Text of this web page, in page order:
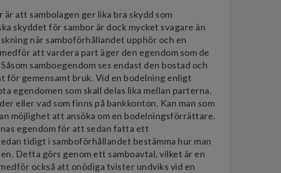
att sambolagen ger lika bra skydd som
skyddet för sambor är dock mycket svagare än
när samboförhållandet upphör och en
att vardera part äger den egendom som de
samboegendom ses endast den bostad och
för gemensamt bruk. Vid en bodelning enligt
egendomen som skall delas lika mellan parterna.
eller vad som finns på bankkonton. Kan man som
möjlighet att ansöka om en bodelningsförrättare.
egendom för att sedan fatta ett
tidigt i samboförhållandet bestämma hur man
Detta görs genom ett samboavtal, vilket är en
också att onödiga tvister undviks vid en